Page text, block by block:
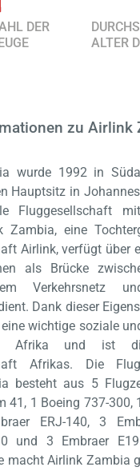
DER
ALTER
zu Airlink
wurde 1992 in
Hauptsitz in
Fluggesellschaft
Zambia, eine
Airlink, verfügt über
als Brücke
Verkehrsnetz
Dank dieser
eine wichtige soziale
Afrika und ist
Afrikas. Die
besteht aus 5
41, 1 Boeing 737-300,
ERJ-140, 3
und 3 Embraer
macht Airlink Zambia